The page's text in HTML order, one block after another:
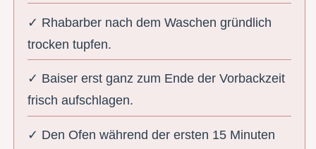
✓ Rhabarber nach dem Waschen gründlich
trocken tupfen.
✓ Baiser erst ganz zum Ende der Vorbackzeit
frisch aufschlagen.
✓ Den Ofen während der ersten 15 Minuten